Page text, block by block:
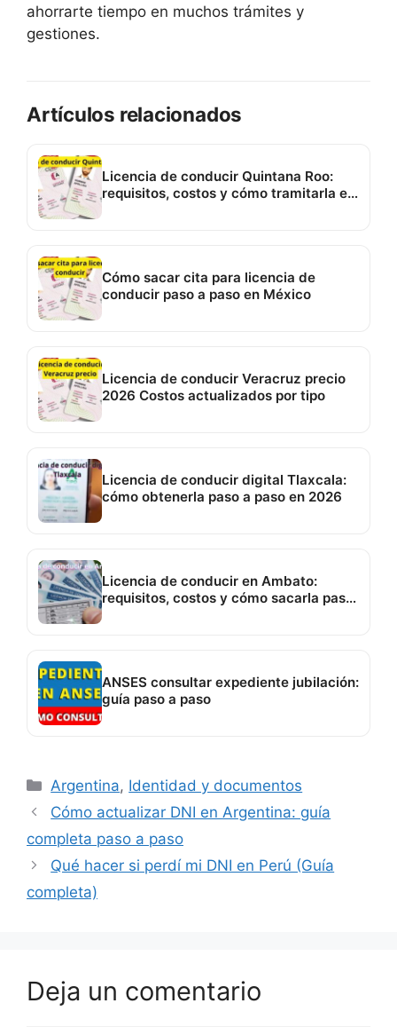
ahorrarte tiempo en muchos trámites y
gestiones.
Artículos relacionados
Licencia de conducir Quintana Roo:
requisitos, costos y cómo tramitarla en
Cómo sacar cita para licencia de
conducir paso a paso en México
Licencia de conducir Veracruz precio
2026 Costos actualizados por tipo
Licencia de conducir digital Tlaxcala:
cómo obtenerla paso a paso en 2026
Licencia de conducir en Ambato:
requisitos, costos y cómo sacarla paso
ANSES consultar expediente jubilación:
guía paso a paso
Categorías
Argentina, Identidad y documentos
Cómo actualizar DNI en Argentina: guía
completa paso a paso
Qué hacer si perdí mi DNI en Perú (Guía
completa)
Deja un comentario